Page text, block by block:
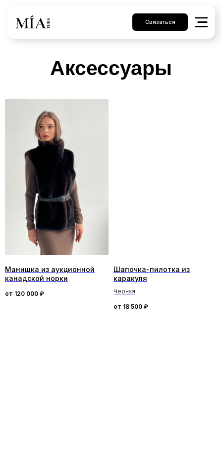
Манишка из аукционной
канадской норки
от 120 000 ₽
Шапочка-пилотка из
каракуля
Черная
от 18 500 ₽